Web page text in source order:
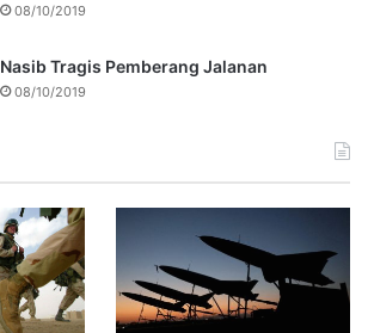
08/10/2019
Nasib Tragis Pemberang Jalanan
08/10/2019